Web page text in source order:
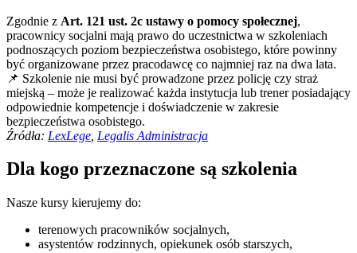
Zgodnie z Art. 121 ust. 2c ustawy o pomocy społecznej,
pracownicy socjalni mają prawo do uczestnictwa w szkoleniach
podnoszących poziom bezpieczeństwa osobistego, które powinny
być organizowane przez pracodawcę co najmniej raz na dwa lata.
📌 Szkolenie nie musi być prowadzone przez policję czy straż
miejską – może je realizować każda instytucja lub trener posiadający
odpowiednie kompetencje i doświadczenie w zakresie
bezpieczeństwa osobistego.
Źródła: LexLege Legalis Administracja
Dla kogo przeznaczone są szkolenia
Nasze kursy kierujemy do:
terenowych pracowników socjalnych,
asystentów rodzinnych, opiekunek osób starszych,